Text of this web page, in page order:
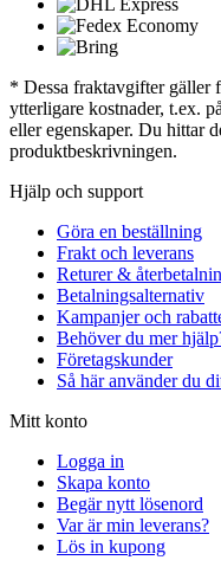
* Dessa fraktavgifter gäller
ytterligare kostnader, t.ex.
eller egenskaper. Du hittar
produktbeskrivningen.
Hjälp och support
Göra en beställning
Frakt och leverans
Returer &
Betalningsalternativ
Kampanjer och
Behöver du mer
Företagskunder
Så här använder du
Mitt konto
Logga in
Skapa konto
Begär nytt lösenord
Var är min leverans?
Lös in kupong